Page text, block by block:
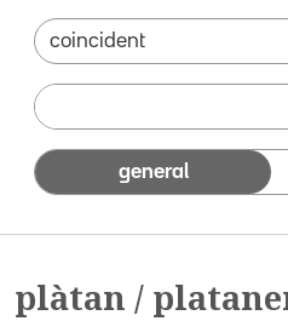
general
plàtan /